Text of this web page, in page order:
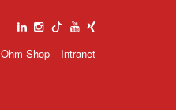
Ohm-Shop Intranet